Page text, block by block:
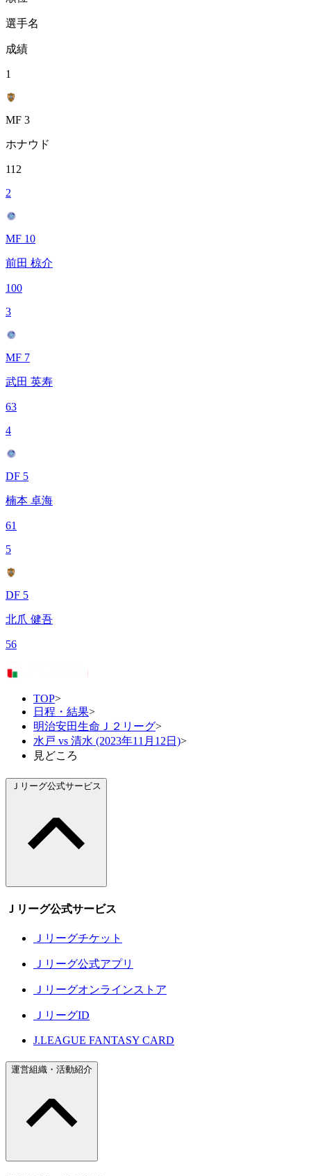
選手名
成績
1
MF 3
ホナウド
112
2
MF 10
前田 椋介
100
3
MF 7
武田 英寿
63
4
DF 5
楠本 卓海
61
5
DF 5
北爪 健吾
56
TOP>
日程・結果>
明治安田生命Ｊ２リーグ>
水戸 vs 清水 (2023年11月12日)>
見どころ
Ｊリーグ公式サービス
Ｊリーグ公式サービス
Ｊリーグチケット
Ｊリーグ公式アプリ
Ｊリーグオンラインストア
ＪリーグID
J.LEAGUE FANTASY CARD
運営組織・活動紹介